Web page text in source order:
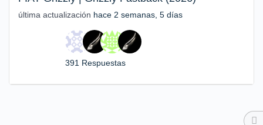
última actualización hace 2 semanas, 5 días
391 Respuestas